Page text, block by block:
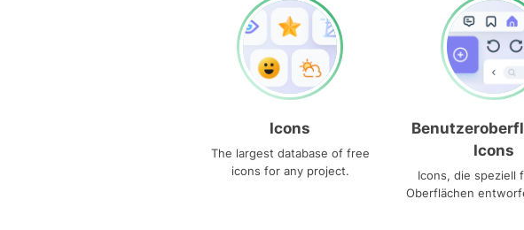
Icons
The largest database of free
icons for any project.
Icons
Icons, die speziell
Oberflächen